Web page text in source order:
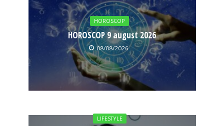
HOROSCOP
HOROSCOP 9 august 2026
08/08/2026
LIFESTYLE